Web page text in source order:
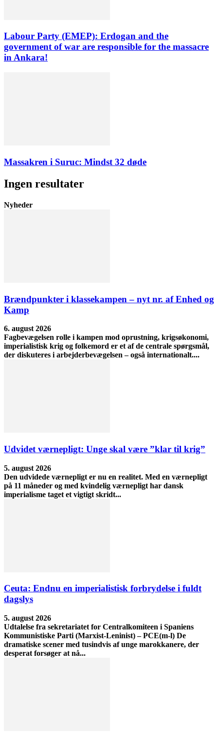
Labour Party (EMEP): Erdogan and the
government of war are responsible for the massacre
in Ankara!
Massakren i Suruc: Mindst 32 døde
Ingen resultater
Nyheder
Brændpunkter i klassekampen – nyt nr. af Enhed og
Kamp
6. august 2026
Fagbevægelsen rolle i kampen mod oprustning, krigsøkonomi,
imperialistisk krig og folkemord er et af de centrale spørgsmål,
der diskuteres i arbejderbevægelsen – også internationalt....
Udvidet værnepligt: Unge skal være ”klar til krig”
5. august 2026
Den udvidede værnepligt er nu en realitet. Med en værnepligt
på 11 måneder og med kvindelig værnepligt har dansk
imperialisme taget et vigtigt skridt...
Ceuta: Endnu en imperialistisk forbrydelse i fuldt
dagslys
5. august 2026
Udtalelse fra sekretariatet for Centralkomiteen i Spaniens
Kommunistiske Parti (Marxist-Leninist) – PCE(m-l) De
dramatiske scener med tusindvis af unge marokkanere, der
desperat forsøger at nå...